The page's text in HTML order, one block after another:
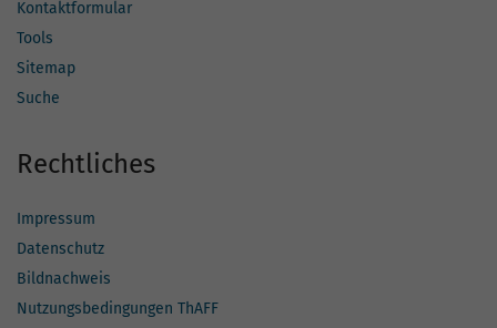
Kontaktformular
Tools
Sitemap
Suche
Rechtliches
Impressum
Datenschutz
Bildnachweis
Nutzungsbedingungen ThAFF